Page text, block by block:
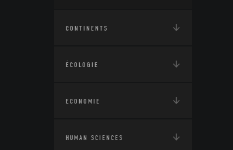
CONTINENTS
ÉCOLOGIE
ECONOMIE
HUMAN SCIENCES